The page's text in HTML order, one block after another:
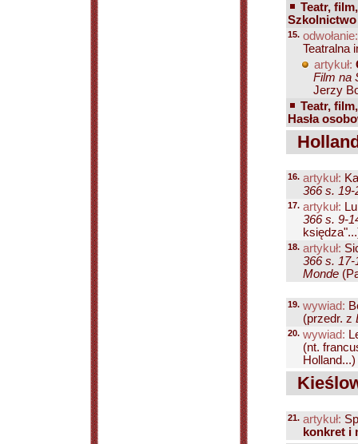
Teatr,
Szkolnictwo
15. odwołanie:
Teatralna
artykuł:
Film na
Jerzy
Teatr,
Hasła
16. artykuł:
366 s. 19-
17. artykuł:
366 s. 9-
18. artykuł:
366 s. 17-
Monde
19. wywiad:
(przedr. z
20. wywiad:
(nt.
Holland...)
21. artykuł:
konkret i